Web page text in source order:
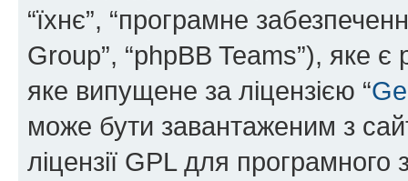
“їхнє”, “програмне
Group”, “phpBB Teams”), яке
яке випущене за ліцензією “
може бути завантаженим з
ліцензії GPL для